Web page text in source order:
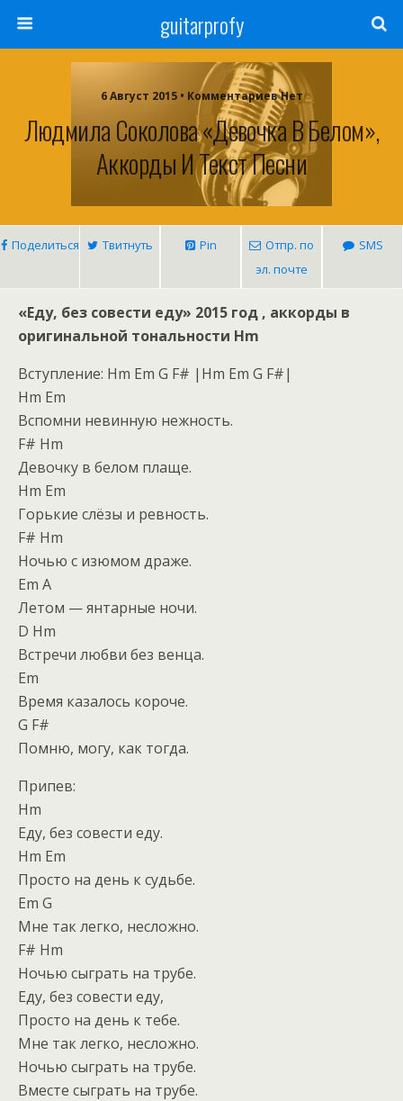
guitarprofy
6 Август 2015 • Комментариев Нет
Людмила Соколова «Девочка В Белом»,
Аккорды И Текст Песни
Поделиться Твитнуть Pin
Отпр. по
эл. почте
SMS
«Еду, без совести еду» 2015 год , аккорды в
оригинальной тональности Hm
Вступление: Hm Em G F# |Hm Em G F#|
Hm Em
Вспомни невинную нежность.
F# Hm
Девочку в белом плаще.
Hm Em
Горькие слёзы и ревность.
F# Hm
Ночью с изюмом драже.
Em A
Летом — янтарные ночи.
D Hm
Встречи любви без венца.
Em
Время казалось короче.
G F#
Помню, могу, как тогда.
Припев:
Hm
Еду, без совести еду.
Hm Em
Просто на день к судьбе.
Em G
Мне так легко, несложно.
F# Hm
Ночью сыграть на трубе.
Еду, без совести еду,
Просто на день к тебе.
Мне так легко, несложно.
Ночью сыграть на трубе.
Вместе сыграть на трубе.